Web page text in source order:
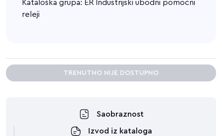
Kataloška grupa: ER Industrijski ubodni pomoćni
releji
TRENUTNO NIJE DOSTUPNO
Saobraznost
Izvod iz kataloga